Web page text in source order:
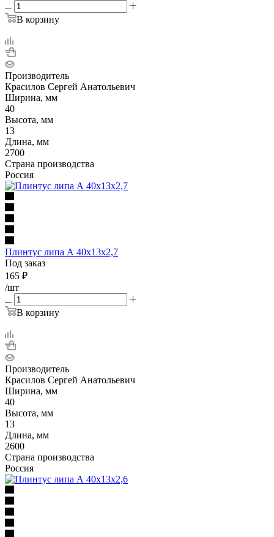
В корзину
Производитель
Красилов Сергей Анатольевич
Ширина, мм
40
Высота, мм
13
Длина, мм
2700
Страна производства
Россия
Плинтус липа А 40х13х2,7
Под заказ
165 ₽
/шт
В корзину
Производитель
Красилов Сергей Анатольевич
Ширина, мм
40
Высота, мм
13
Длина, мм
2600
Страна производства
Россия